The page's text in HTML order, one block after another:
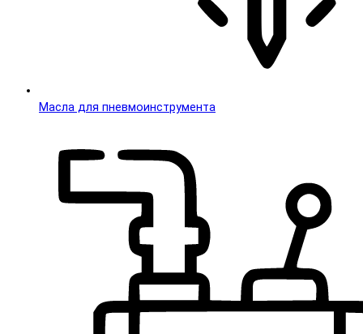
Масла для пневмоинструмента